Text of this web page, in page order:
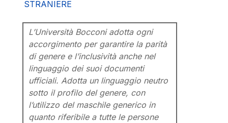
STRANIERE
L’Università Bocconi adotta ogni
accorgimento per garantire la parità
di genere e l’inclusività anche nel
linguaggio dei suoi documenti
ufficiali. Adotta un linguaggio neutro
sotto il profilo del genere, con
l’utilizzo del maschile generico in
quanto riferibile a tutte le persone